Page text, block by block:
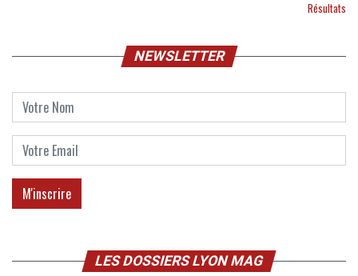
Résultats
NEWSLETTER
LES DOSSIERS LYON MAG